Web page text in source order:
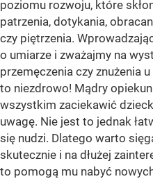
poziomu rozwoju, które
patrzenia, dotykania,
czy piętrzenia.
o umiarze i zważajmy na
przemęczenia czy znużenia
to niezdrowo! Mądry
wszystkim zaciekawić
uwagę. Nie jest to jednak
się nudzi. Dlatego warto
skutecznie i na dłużej
to pomogą mu nabyć